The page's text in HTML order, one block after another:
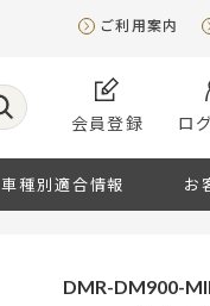
ご利用案内
会員登録 ロ
車種別適合情報 お
DMR-DM900-